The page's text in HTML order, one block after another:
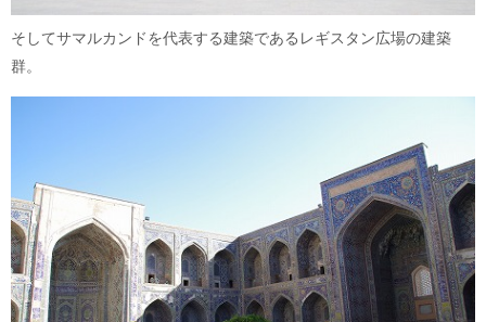
そしてサマルカンドを代表する建築であるレギスタン広場の建築
群。